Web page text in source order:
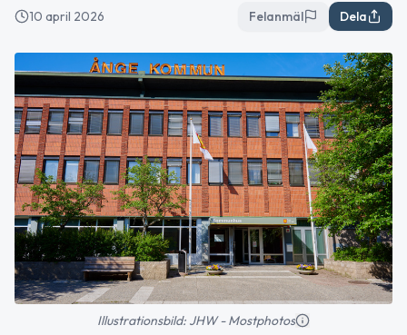
10 april 2026 Felanmäl Dela
Illustrationsbild: JHW - Mostphotos